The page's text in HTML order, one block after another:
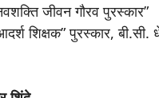
जीवन गौरव पुरस्कार”
शिक्षक” पुरस्कार,